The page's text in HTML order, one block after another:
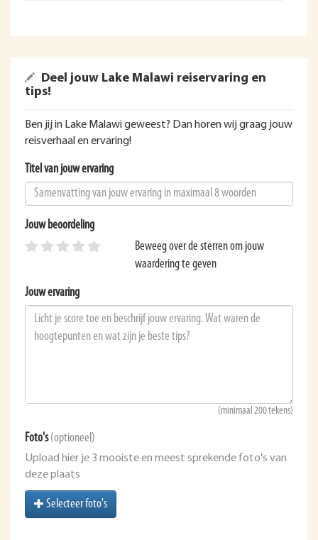
Deel jouw Lake Malawi reiservaring en
tips!
Ben jij in Lake Malawi geweest? Dan horen wij graag jouw
reisverhaal en ervaring!
Titel van jouw ervaring
Jouw beoordeling
Beweeg over de sterren om jouw
waardering te geven
Jouw ervaring
(minimaal 200 tekens)
Foto's (optioneel)
Upload hier je 3 mooiste en meest sprekende foto's van
deze plaats
Selecteer foto's